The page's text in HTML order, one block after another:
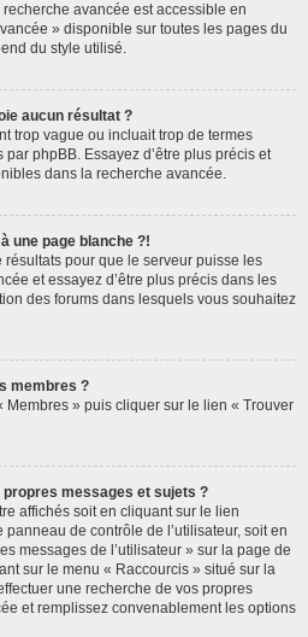
avancée est accessible en
» disponible sur toutes les pages du
du style utilisé.
aucun résultat ?
trop vague ou incluait trop de termes
phpBB. Essayez d’être plus précis et
dans la recherche avancée.
une page blanche ?!
pour que le serveur puisse les
et essayez d’être plus précis dans les
des forums dans lesquels vous souhaitez
membres ?
» puis cliquer sur le lien « Trouver
messages et sujets ?
affichés soit en cliquant sur le lien
de contrôle de l’utilisateur, soit en
messages de l’utilisateur » sur la page de
sur le menu « Raccourcis » situé sur la
une recherche de vos propres
et remplissez convenablement les options